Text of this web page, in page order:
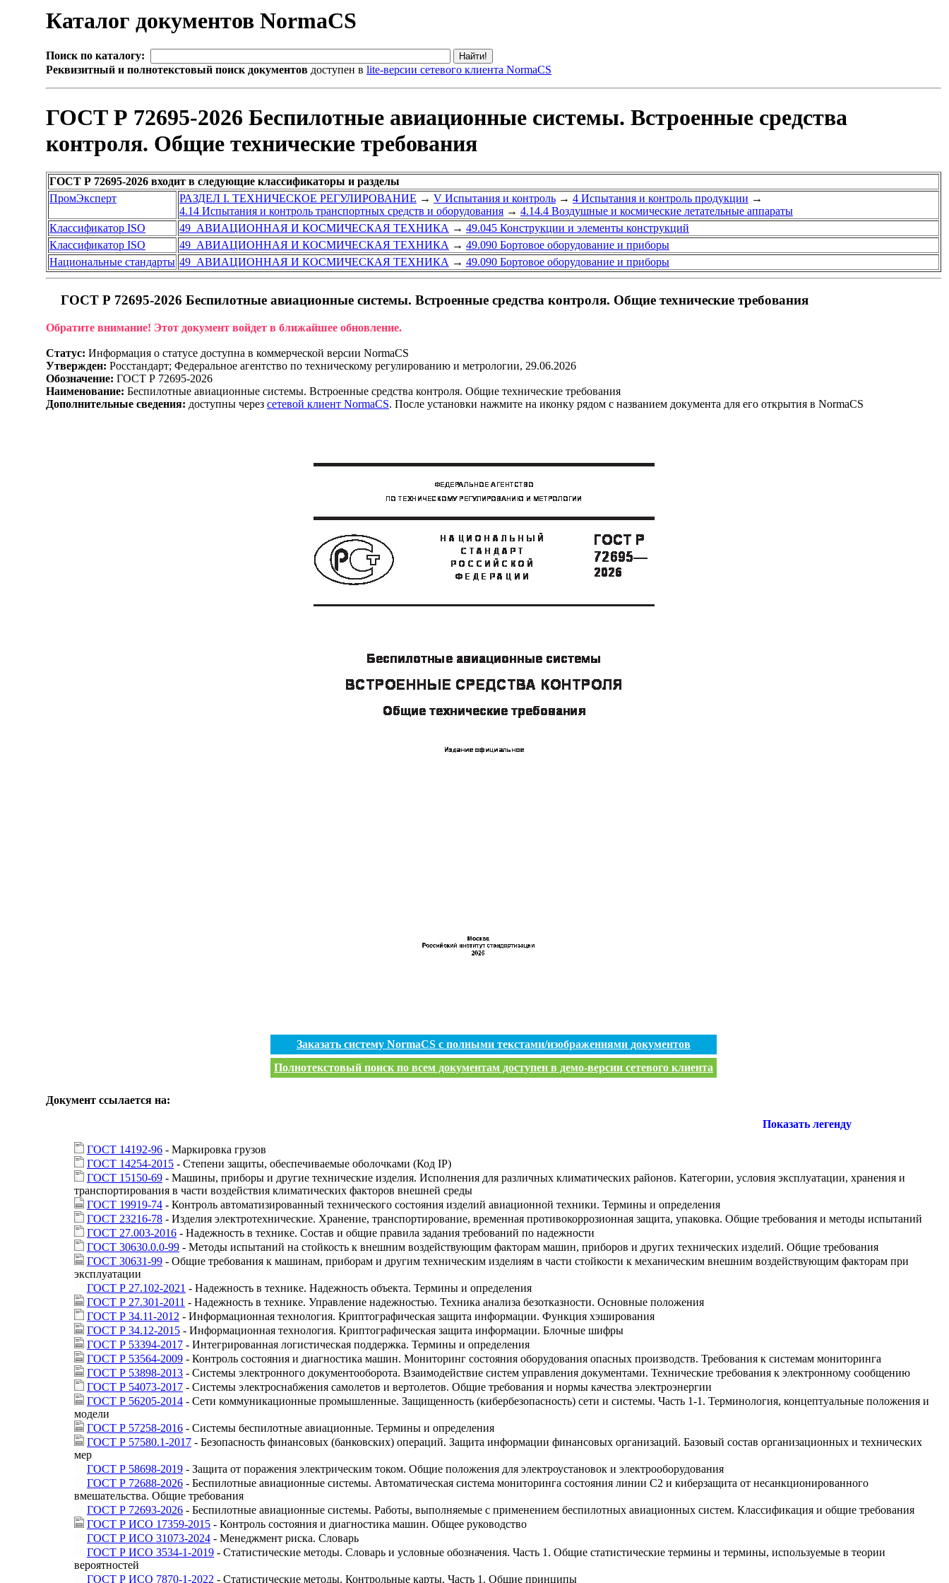
Каталог документов NormaCS
Поиск по каталогу:
Реквизитный и полнотекстовый поиск документов доступен в lite-версии сетевого клиента NormaCS
ГОСТ Р 72695-2026 Беспилотные авиационные системы. Встроенные средства
контроля. Общие технические требования
ГОСТ Р 72695-2026 входит в следующие классификаторы и разделы
ПромЭксперт
РАЗДЕЛ I. ТЕХНИЧЕСКОЕ РЕГУЛИРОВАНИЕ → V Испытания и контроль → 4 Испытания и контроль продукции →
4.14 Испытания и контроль транспортных средств и оборудования → 4.14.4 Воздушные и космические летательные аппараты
Классификатор ISO
49 АВИАЦИОННАЯ И КОСМИЧЕСКАЯ ТЕХНИКА → 49.045 Конструкции и элементы конструкций
Классификатор ISO
49 АВИАЦИОННАЯ И КОСМИЧЕСКАЯ ТЕХНИКА → 49.090 Бортовое оборудование и приборы
Национальные стандарты 49 АВИАЦИОННАЯ И КОСМИЧЕСКАЯ ТЕХНИКА → 49.090 Бортовое оборудование и приборы
ГОСТ Р 72695-2026 Беспилотные авиационные системы. Встроенные средства контроля. Общие технические требования
Обратите внимание! Этот документ войдет в ближайшее обновление.
Статус: Информация о статусе доступна в коммерческой версии NormaCS
Утвержден: Росстандарт; Федеральное агентство по техническому регулированию и метрологии, 29.06.2026
Обозначение: ГОСТ Р 72695-2026
Наименование: Беспилотные авиационные системы. Встроенные средства контроля. Общие технические требования
Дополнительные сведения: доступны через сетевой клиент NormaCS. После установки нажмите на иконку рядом с названием документа для его открытия в NormaCS
Заказать систему NormaCS с полными текстами/изображениями документов
Полнотекстовый поиск по всем документам доступен в демо-версии сетевого клиента
Документ ссылается на:
Показать легенду
ГОСТ 14192-96 - Маркировка грузов
ГОСТ 14254-2015 - Степени защиты, обеспечиваемые оболочками (Код IP)
ГОСТ 15150-69 - Машины, приборы и другие технические изделия. Исполнения для различных климатических районов. Категории, условия эксплуатации, хранения и
транспортирования в части воздействия климатических факторов внешней среды
ГОСТ 19919-74 - Контроль автоматизированный технического состояния изделий авиационной техники. Термины и определения
ГОСТ 23216-78 - Изделия электротехнические. Хранение, транспортирование, временная противокоррозионная защита, упаковка. Общие требования и методы испытаний
ГОСТ 27.003-2016 - Надежность в технике. Состав и общие правила задания требований по надежности
ГОСТ 30630.0.0-99 - Методы испытаний на стойкость к внешним воздействующим факторам машин, приборов и других технических изделий. Общие требования
ГОСТ 30631-99 - Общие требования к машинам, приборам и другим техническим изделиям в части стойкости к механическим внешним воздействующим факторам при
эксплуатации
ГОСТ Р 27.102-2021 - Надежность в технике. Надежность объекта. Термины и определения
ГОСТ Р 27.301-2011 - Надежность в технике. Управление надежностью. Техника анализа безотказности. Основные положения
ГОСТ Р 34.11-2012 - Информационная технология. Криптографическая защита информации. Функция хэширования
ГОСТ Р 34.12-2015 - Информационная технология. Криптографическая защита информации. Блочные шифры
ГОСТ Р 53394-2017 - Интегрированная логистическая поддержка. Термины и определения
ГОСТ Р 53564-2009 - Контроль состояния и диагностика машин. Мониторинг состояния оборудования опасных производств. Требования к системам мониторинга
ГОСТ Р 53898-2013 - Системы электронного документооборота. Взаимодействие систем управления документами. Технические требования к электронному сообщению
ГОСТ Р 54073-2017 - Системы электроснабжения самолетов и вертолетов. Общие требования и нормы качества электроэнергии
ГОСТ Р 56205-2014 - Сети коммуникационные промышленные. Защищенность (кибербезопасность) сети и системы. Часть 1-1. Терминология, концептуальные положения и
модели
ГОСТ Р 57258-2016 - Системы беспилотные авиационные. Термины и определения
ГОСТ Р 57580.1-2017 - Безопасность финансовых (банковских) операций. Защита информации финансовых организаций. Базовый состав организационных и технических
мер
ГОСТ Р 58698-2019 - Защита от поражения электрическим током. Общие положения для электроустановок и электрооборудования
ГОСТ Р 72688-2026 - Беспилотные авиационные системы. Автоматическая система мониторинга состояния линии С2 и киберзащита от несанкционированного
вмешательства. Общие требования
ГОСТ Р 72693-2026 - Беспилотные авиационные системы. Работы, выполняемые с применением беспилотных авиационных систем. Классификация и общие требования
ГОСТ Р ИСО 17359-2015 - Контроль состояния и диагностика машин. Общее руководство
ГОСТ Р ИСО 31073-2024 - Менеджмент риска. Словарь
ГОСТ Р ИСО 3534-1-2019 - Статистические методы. Словарь и условные обозначения. Часть 1. Общие статистические термины и термины, используемые в теории
вероятностей
ГОСТ Р ИСО 7870-1-2022 - Статистические методы. Контрольные карты. Часть 1. Общие принципы